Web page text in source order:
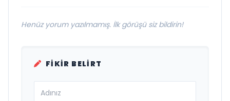
Henüz yorum yazılmamış. İlk görüşü siz bildirin!
FIKIR BELIRT